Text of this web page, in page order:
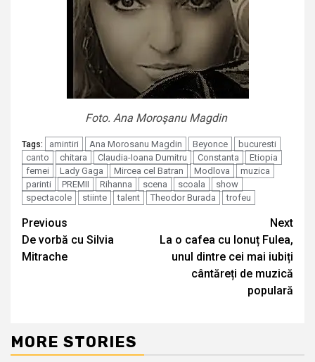
Foto. Ana Moroşanu Magdin
Tags: amintiri Ana Morosanu Magdin Beyonce
bucuresti
canto
chitara Claudia-Ioana Dumitru Constanta
Etiopia
femei
Lady Gaga Mircea cel Batran Modlova
muzica
parinti
PREMII Rihanna scena scoala
show
spectacole
stiinte talent Theodor Burada trofeu
Continue
Reading
Previous
De vorbă cu Silvia
Mitrache
Next
La o cafea cu Ionuț Fulea,
unul dintre cei mai iubiți
cântăreți de muzică
populară
MORE STORIES